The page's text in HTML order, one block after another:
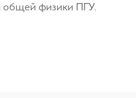
общей физики ПГУ.